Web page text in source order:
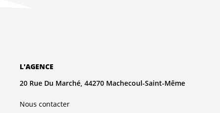
L'AGENCE
20 Rue Du Marché, 44270 Machecoul-Saint-Même
Nous contacter